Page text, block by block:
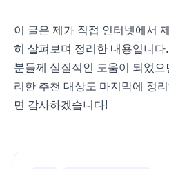
이 글은 제가 직접 인터넷에서
히 살펴보며 정리한 내용입니
분들께 실질적인 도움이 되었
리한 추천 대상도 마지막에 정
면 감사하겠습니다!